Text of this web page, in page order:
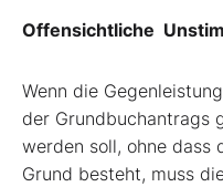
Offensichtliche
Wenn die
der Grundbuchantrags
werden soll, ohne dass
Grund besteht, muss